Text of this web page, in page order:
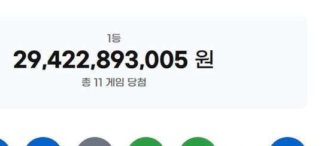
내린 6296.38 마감
원 마감
X 로켓 달 충돌 흔적 포착
공…"공산주의가 최대 위협"